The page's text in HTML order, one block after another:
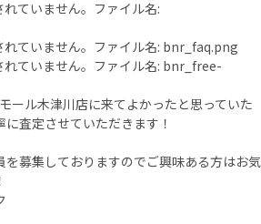
ール木津川店に来てよかったと思っていた
査定させていただきます！
募集しておりますのでご興味ある方はお気